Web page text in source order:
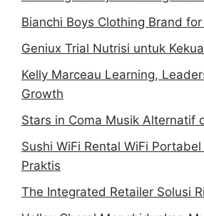
Bianchi Boys Clothing Brand
Geniux Trial Nutrisi untuk
Kelly Marceau Learning,
Growth
Stars in Coma Musik Alternatif
Sushi WiFi Rental WiFi
Praktis
The Integrated Retailer Solusi